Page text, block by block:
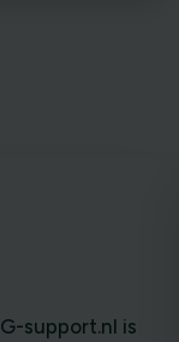
support.nl is